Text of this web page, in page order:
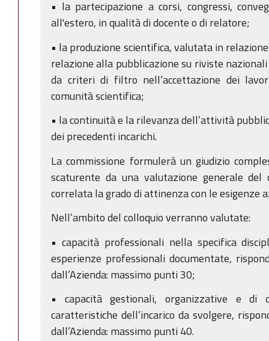
• la partecipazione a corsi, congressi,
all'estero, in qualità di docente o di relatore;
• la produzione scientifica, valutata in
relazione alla pubblicazione su riviste
da criteri di filtro nell’accettazione dei
comunità scientifica;
• la continuità e la rilevanza dell’attività
dei precedenti incarichi.
La commissione formulerà un giudizio
scaturente da una valutazione generale del
correlata la grado di attinenza con le esigenze
Nell’ambito del colloquio verranno valutate:
• capacità professionali nella specifica
esperienze professionali documentate,
dall’Azienda: massimo punti 30;
• capacità gestionali, organizzative e di
caratteristiche dell’incarico da svolgere,
dall’Azienda: massimo punti 40.